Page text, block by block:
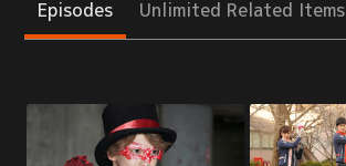
Episodes Unlimited Related Items